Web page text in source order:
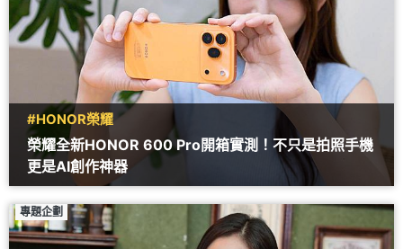
#HONOR榮耀
榮耀全新HONOR 600 Pro開箱實測！不只是拍照手機
更是AI創作神器
專題企劃